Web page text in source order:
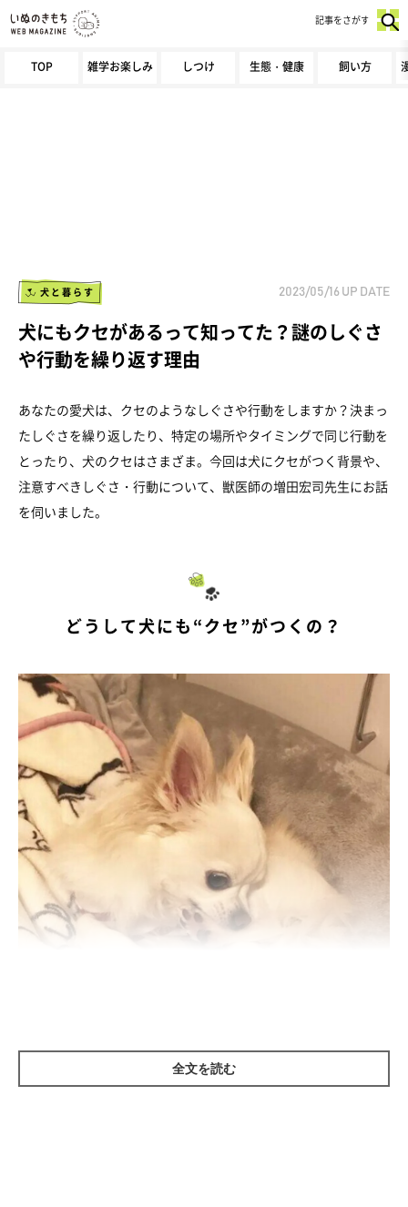
TOP 雑学お楽しみ しつけ 生態・健康 飼い方
記事をさがす
犬と暮らす 2023/05/16 UP DATE
犬にもクセがあるって知ってた？謎のしぐさ
や行動を繰り返す理由
あなたの愛犬は、クセのようなしぐさや行動をしますか？決まっ
たしぐさを繰り返したり、特定の場所やタイミングで同じ行動を
とったり、犬のクセはさまざま。今回は犬にクセがつく背景や、
注意すべきしぐさ・行動について、獣医師の増田宏司先生にお話
を伺いました。
どうして犬にも“クセ”がつくの？
全文を読む